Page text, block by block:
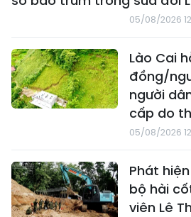
05/08/2026
Lào Cai
đồng/
người
cấp do
05/08/2026
Phát
bộ hài
viên Lê